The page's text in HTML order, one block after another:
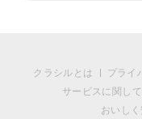
クラシルとは プライ
サービスに関し
おいし